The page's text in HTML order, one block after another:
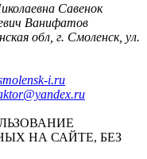
Савенок
Ванифатов
обл, г. Смоленск, ул.
i.ru
НА САЙТЕ, БЕЗ